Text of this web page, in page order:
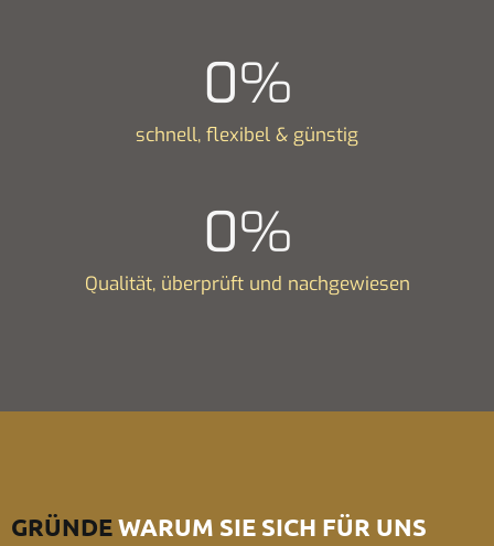
0%
schnell, flexibel & günstig
0%
Qualität, überprüft und nachgewiesen
GRÜNDEWARUM SIE SICH FÜR UNS